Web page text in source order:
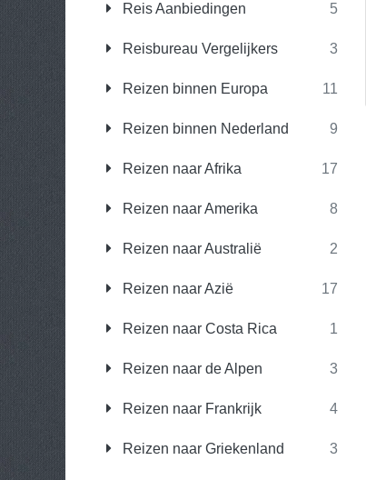
Reis Aanbiedingen 5
Reisbureau Vergelijkers 3
Reizen binnen Europa 11
Reizen binnen Nederland 9
Reizen naar Afrika 17
Reizen naar Amerika 8
Reizen naar Australië 2
Reizen naar Azië 17
Reizen naar Costa Rica 1
Reizen naar de Alpen 3
Reizen naar Frankrijk 4
Reizen naar Griekenland 3